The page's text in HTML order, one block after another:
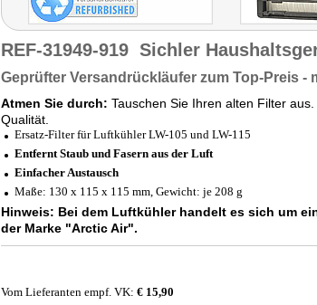
REF-31949-919 Sichler
Geprüfter Versandrückläufer zum Top-Preis -
Atmen Sie durch: Tauschen Sie Ihren alten Filter
Qualität.
Ersatz-Filter für Luftkühler LW-105 und LW-115
Entfernt Staub und Fasern aus der Luft
Einfacher Austausch
Maße: 130 x 115 x 115 mm, Gewicht: je 208 g
Hinweis: Bei dem Luftkühler handelt es sich um
der Marke "Arctic Air".
Vom Lieferanten empf. VK: € 15,90